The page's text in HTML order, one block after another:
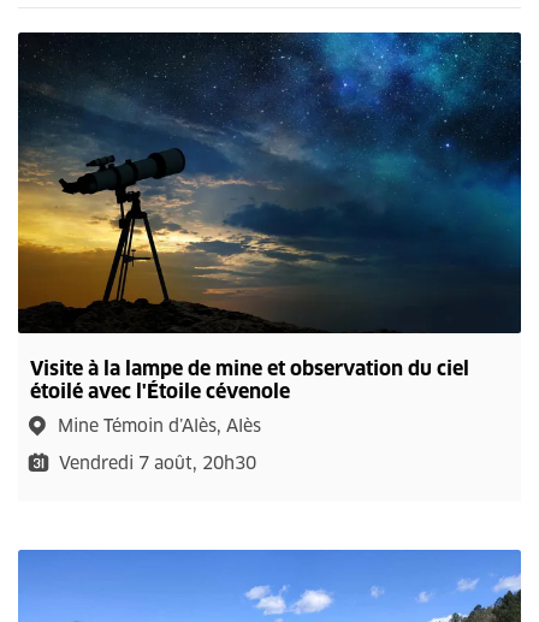
Visite à la lampe de mine et observation du ciel
étoilé avec l'Étoile cévenole
Mine Témoin d’Alès, Alès
Vendredi 7 août, 20h30